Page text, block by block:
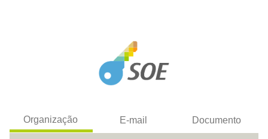
Organização E-mail Documento